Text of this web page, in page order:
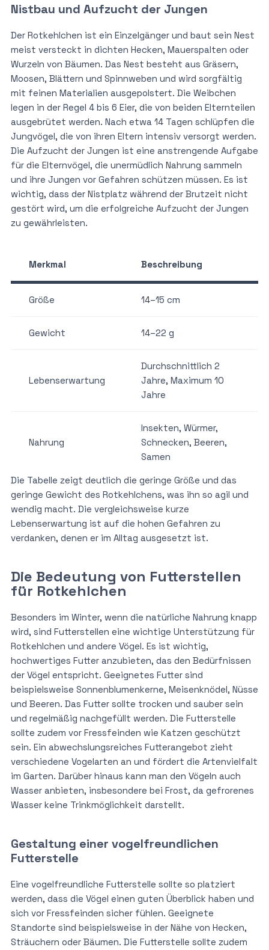
Nistbau und Aufzucht der Jungen
Der Rotkehlchen ist ein Einzelgänger und baut sein Nest
meist versteckt in dichten Hecken, Mauerspalten oder
Wurzeln von Bäumen. Das Nest besteht aus Gräsern,
Moosen, Blättern und Spinnweben und wird sorgfältig
mit feinen Materialien ausgepolstert. Die Weibchen
legen in der Regel 4 bis 6 Eier, die von beiden Elternteilen
ausgebrütet werden. Nach etwa 14 Tagen schlüpfen die
Jungvögel, die von ihren Eltern intensiv versorgt werden.
Die Aufzucht der Jungen ist eine anstrengende Aufgabe
für die Elternvögel, die unermüdlich Nahrung sammeln
und ihre Jungen vor Gefahren schützen müssen. Es ist
wichtig, dass der Nistplatz während der Brutzeit nicht
gestört wird, um die erfolgreiche Aufzucht der Jungen
zu gewährleisten.
Merkmal Beschreibung
Größe 14–15 cm
Gewicht 14–22 g
Lebenserwartung
Durchschnittlich 2
Jahre, Maximum 10
Jahre
Nahrung
Insekten, Würmer,
Schnecken, Beeren,
Samen
Die Tabelle zeigt deutlich die geringe Größe und das
geringe Gewicht des Rotkehlchens, was ihn so agil und
wendig macht. Die vergleichsweise kurze
Lebenserwartung ist auf die hohen Gefahren zu
verdanken, denen er im Alltag ausgesetzt ist.
Die Bedeutung von Futterstellen
für Rotkehlchen
Besonders im Winter, wenn die natürliche Nahrung knapp
wird, sind Futterstellen eine wichtige Unterstützung für
Rotkehlchen und andere Vögel. Es ist wichtig,
hochwertiges Futter anzubieten, das den Bedürfnissen
der Vögel entspricht. Geeignetes Futter sind
beispielsweise Sonnenblumenkerne, Meisenknödel, Nüsse
und Beeren. Das Futter sollte trocken und sauber sein
und regelmäßig nachgefüllt werden. Die Futterstelle
sollte zudem vor Fressfeinden wie Katzen geschützt
sein. Ein abwechslungsreiches Futterangebot zieht
verschiedene Vogelarten an und fördert die Artenvielfalt
im Garten. Darüber hinaus kann man den Vögeln auch
Wasser anbieten, insbesondere bei Frost, da gefrorenes
Wasser keine Trinkmöglichkeit darstellt.
Gestaltung einer vogelfreundlichen
Futterstelle
Eine vogelfreundliche Futterstelle sollte so platziert
werden, dass die Vögel einen guten Überblick haben und
sich vor Fressfeinden sicher fühlen. Geeignete
Standorte sind beispielsweise in der Nähe von Hecken,
Sträuchern oder Bäumen. Die Futterstelle sollte zudem